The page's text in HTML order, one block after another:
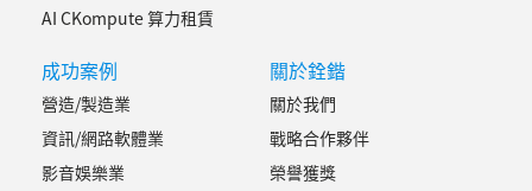
AI CKompute 算力租賃
成功案例
營造/製造業
資訊/網路軟體業
影音娛樂業
關於銓鍇
關於我們
戰略合作夥伴
榮譽獲獎